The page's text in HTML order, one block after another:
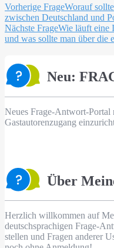
Vorherige FrageWorauf
zwischen Deutschland und
Nächste FrageWie läuft eine
und was sollte man über die
Neu:
Neues Frage-Antwort-
Gastautorenzugang
Über
Herzlich willkommen auf
deutschsprachigen Frage-
stellen und Fragen anderer